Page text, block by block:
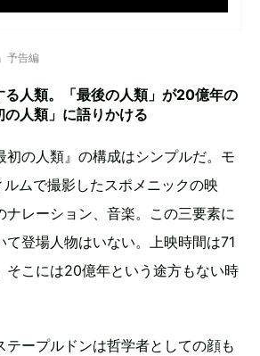
予告編
る人類。「最後の人類」が20億年の
人類」に語りかける
初の人類』の構成はシンプルだ。モ
ムで撮影したスポメニックの映
ナレーション、音楽。この三要素に
て登場人物はいない。上映時間は71
そこには20億年という途方もない時
テープルドンは哲学者としての顔も